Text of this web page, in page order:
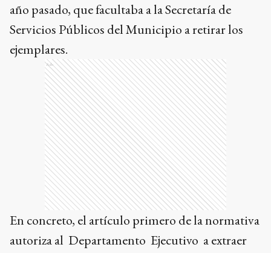
año pasado, que facultaba a la Secretaría de
Servicios Públicos del Municipio a retirar los
ejemplares.
Ads
En concreto, el artículo primero de la normativa
autoriza al Departamento Ejecutivo a extraer